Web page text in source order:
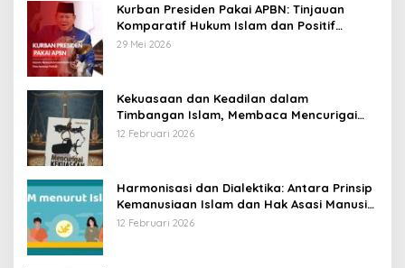
Kurban Presiden Pakai APBN: Tinjauan
Komparatif Hukum Islam dan Positif
Negara
29 Mei 2026
Kekuasaan dan Keadilan dalam
Timbangan Islam, Membaca Mencurigai
Kekuasaan Karya Fitron Nur Iksan
12 Februari 2026
Harmonisasi dan Dialektika: Antara Prinsip
Kemanusiaan Islam dan Hak Asasi Manusia
Universal
12 Februari 2026